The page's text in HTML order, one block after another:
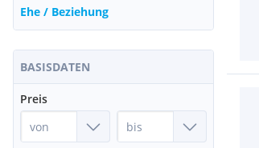
Ehe / Beziehung
BASISDATEN
Preis